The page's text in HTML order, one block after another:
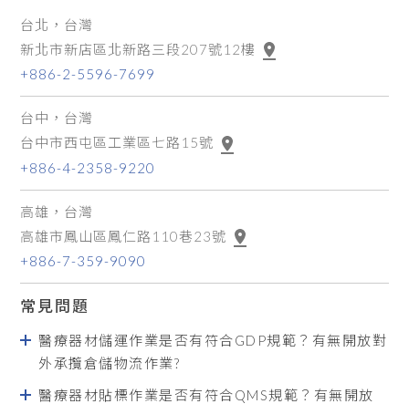
台北，台灣
新北市新店區北新路三段207號12樓
+886-2-5596-7699
台中，台灣
台中市西屯區工業區七路15號
+886-4-2358-9220
高雄，台灣
高雄市鳳山區鳳仁路110巷23號
+886-7-359-9090
常見問題
醫療器材儲運作業是否有符合GDP規範？有無開放對
外承攬倉儲物流作業?
醫療器材貼標作業是否有符合QMS規範？有無開放